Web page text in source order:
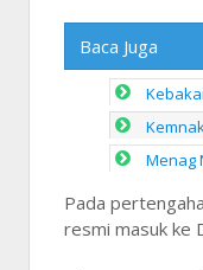
Baca Juga
Menag
Pada
resmi masuk ke